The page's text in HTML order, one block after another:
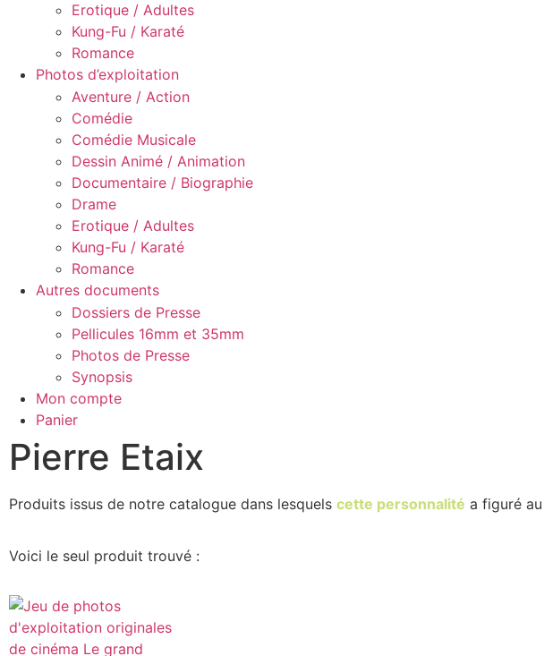
Erotique / Adultes
Kung-Fu / Karaté
Romance
Photos d’exploitation
Aventure / Action
Comédie
Comédie Musicale
Dessin Animé / Animation
Documentaire / Biographie
Drame
Erotique / Adultes
Kung-Fu / Karaté
Romance
Autres documents
Dossiers de Presse
Pellicules 16mm et 35mm
Photos de Presse
Synopsis
Mon compte
Panier
Pierre Etaix
Produits issus de notre catalogue dans lesquels cette personnalité a figuré
Voici le seul produit trouvé :